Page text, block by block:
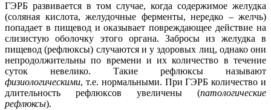
ГЭРБ развивается в том случае, когда содержимое желудка
(соляная кислота, желудочные ферменты, нередко – желчь)
попадает в пищевод и оказывает повреждающее действие на
слизистую оболочку этого органа. Забросы из желудка в
пищевод (рефлюксы) случаются и у здоровых лиц, однако они
непродолжительны по времени и их количество в течение
суток невелико. Такие рефлюксы называют
физиологическими, т.е. нормальными. При ГЭРБ количество и
длительность рефлюксов увеличены (патологические
рефлюксы).